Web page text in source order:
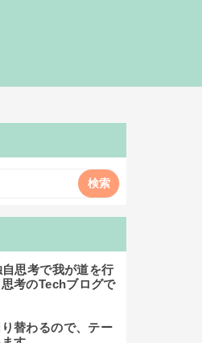
思考で我が道を行
考のTechブログで
替わるので、テー